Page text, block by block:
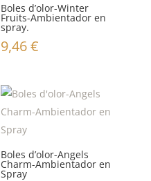
Boles d’olor-Winter
Fruits-Ambientador en
spray.
9,46€
Boles d’olor-Angels
Charm-Ambientador en
Spray